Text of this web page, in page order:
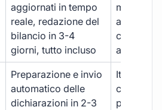
aggiornati in tempo
reale, redazione del
bilancio in 3-4
giorni, tutto incluso
manuale,
con
aggiuntivi
Preparazione e invio
automatico delle
dichiarazioni in 2-3
Iter
costi
per ogni